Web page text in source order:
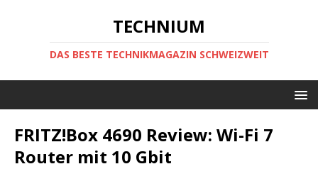
TECHNIUM
DAS BESTE TECHNIKMAGAZIN SCHWEIZWEIT
FRITZ!Box 4690 Review: Wi-Fi 7
Router mit 10 Gbit